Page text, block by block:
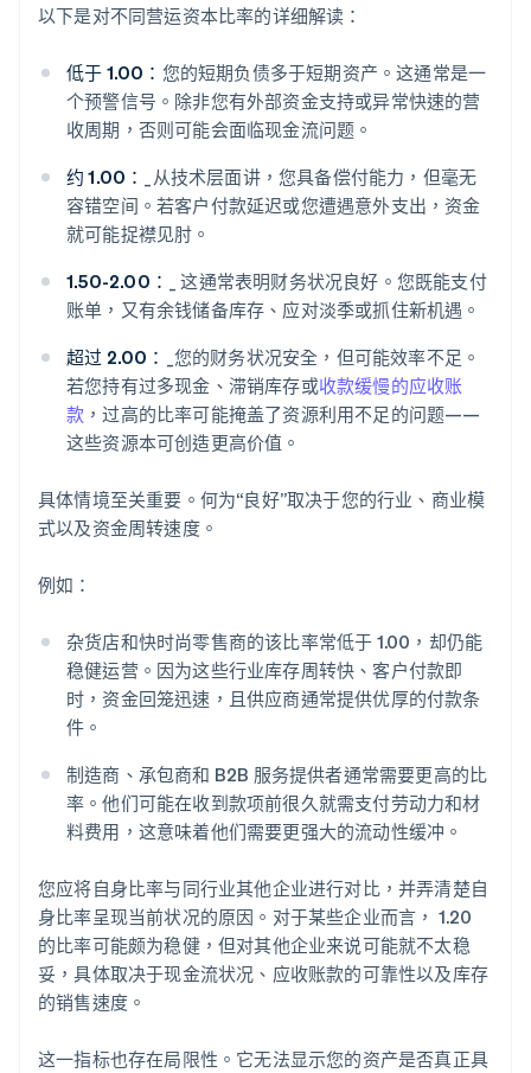
以下是对不同营运资本比率的详细解读：
低于 1.00： 您的短期负债多于短期资产。这通常是一
个预警信号。除非您有外部资金支持或异常快速的营
收周期，否则可能会面临现金流问题。
约 1.00：
_从技术层面讲，您具备偿付能力，但毫无
容错空间。若客户付款延迟或您遭遇意外支出，资金
就可能捉襟见肘。
1.50-2.00：
_ 这通常表明财务状况良好。您既能支付
账单，又有余钱储备库存、应对淡季或抓住新机遇。
超过 2.00：
_您的财务状况安全，但可能效率不足。
若您持有过多现金、滞销库存或收款缓慢的应收账
款 ，过高的比率可能掩盖了资源利用不足的问题——
这些资源本可创造更高价值。
具体情境至关重要。何为“良好”取决于您的行业、商业模
式以及资金周转速度。
例如：
杂货店和快时尚零售商的该比率常低于 1.00，却仍能
稳健运营。因为这些行业库存周转快、客户付款即
时，资金回笼迅速，且供应商通常提供优厚的付款条
件。
制造商、承包商和 B2B 服务提供者通常需要更高的比
率。他们可能在收到款项前很久就需支付劳动力和材
料费用，这意味着他们需要更强大的流动性缓冲。
您应将自身比率与同行业其他企业进行对比，并弄清楚自
身比率呈现当前状况的原因。对于某些企业而言， 1.20
的比率可能颇为稳健，但对其他企业来说可能就不太稳
妥，具体取决于现金流状况、应收账款的可靠性以及库存
的销售速度。
这一指标也存在局限性。它无法显示您的资产是否真正具